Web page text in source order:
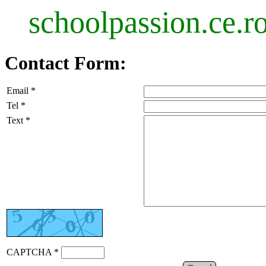
Contact Form:
Email *
Tel *
Text *
CAPTCHA *